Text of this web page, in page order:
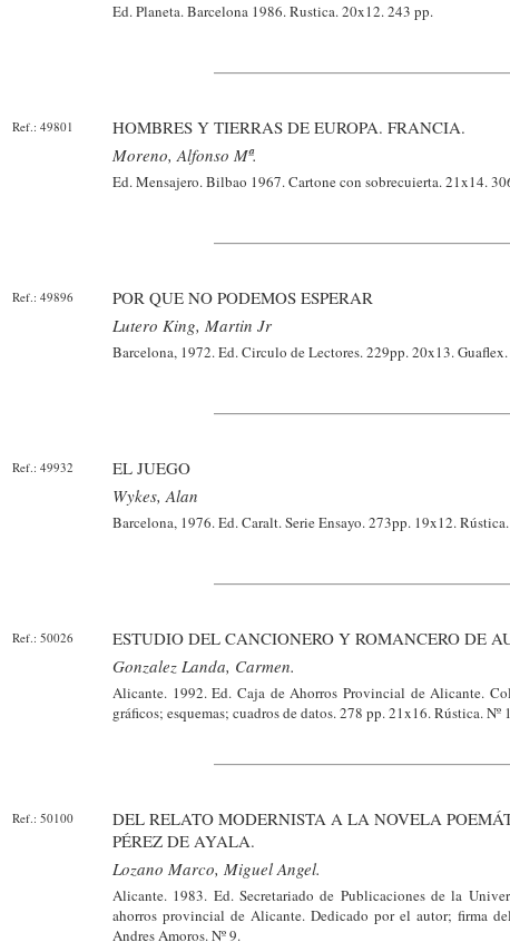
Ed. Planeta. Barcelona 1986. Rustica. 20x12. 243 pp.
Ref.: 49801
HOMBRES Y TIERRAS DE EUROPA. FRANCIA.
Moreno, Alfonso Mª.
Ed. Mensajero. Bilbao 1967. Cartone con sobrecuierta. 21x14.
Ref.: 49896
POR QUE NO PODEMOS ESPERAR
Lutero King, Martin Jr
Barcelona, 1972. Ed. Circulo de Lectores. 229pp. 20x13. Guaflex.
Ref.: 49932
EL JUEGO
Wykes, Alan
Barcelona, 1976. Ed. Caralt. Serie Ensayo. 273pp. 19x12. Rústica.
Ref.: 50026
ESTUDIO DEL CANCIONERO Y ROMANCERO DE
Gonzalez Landa, Carmen.
Alicante. 1992. Ed. Caja de Ahorros Provincial de Alicante.
gráficos; esquemas; cuadros de datos. 278 pp. 21x16. Rústica. Nº
Ref.: 50100
DEL RELATO MODERNISTA A LA NOVELA
PÉREZ DE AYALA.
Lozano Marco, Miguel Angel.
Alicante. 1983. Ed. Secretariado de Publicaciones de la
ahorros provincial de Alicante. Dedicado por el autor; firma
Andres Amoros. Nº 9.